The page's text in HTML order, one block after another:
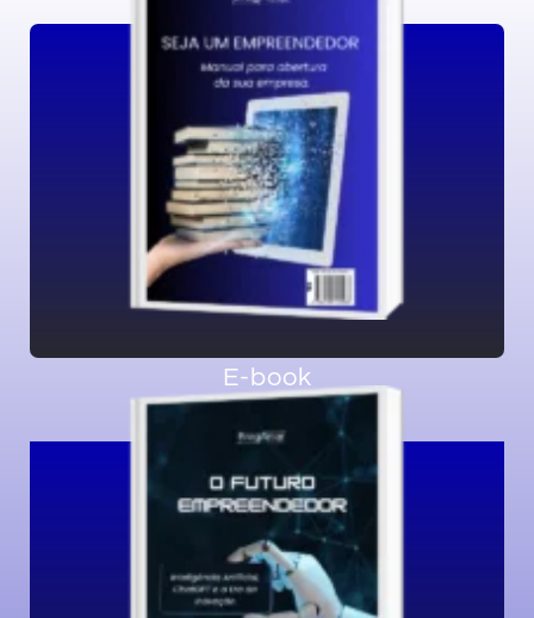
E-book
SEJA UM EMPREENDEDOR
Manual para abertura da sua empresa. No
final, você terá uma compreensão
completa sobre como abrir seu CNPJ
Quero agora
empreendimento digital a um novo
patamar com a inteligência artificial.
Quero agora